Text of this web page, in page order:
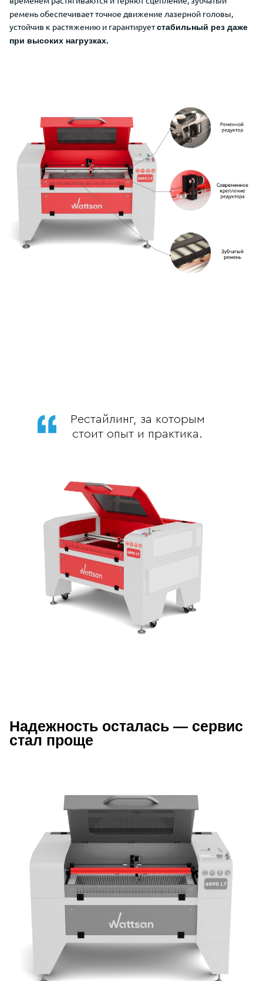
ремень обеспечивает точное движение лазерной головы,
устойчив к растяжению и гарантируетстабильный рез даже
при высоких нагрузках.
Рестайлинг, за которым
стоит опыт и практика.
Описание преимуществ Wattsan
Надежность осталась — сервис
стал проще